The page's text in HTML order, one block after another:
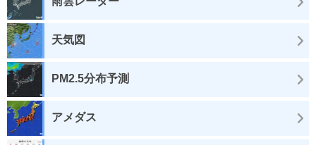
天気図
PM2.5分布予測
アメダス